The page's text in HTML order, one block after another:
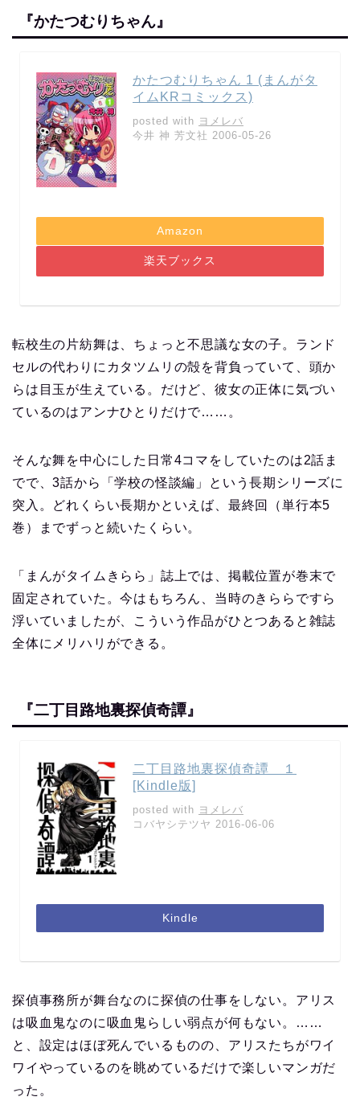
『かたつむりちゃん』
かたつむりちゃん 1 (まんがタ
イムKRコミックス)
posted with ヨメレバ
今井 神 芳文社 2006-05-26
Amazon
楽天ブックス
転校生の片紡舞は、ちょっと不思議な女の子。ランド
セルの代わりにカタツムリの殻を背負っていて、頭か
らは目玉が生えている。だけど、彼女の正体に気づい
ているのはアンナひとりだけで……。
そんな舞を中心にした日常4コマをしていたのは2話ま
でで、3話から「学校の怪談編」という長期シリーズに
突入。どれくらい長期かといえば、最終回（単行本5
巻）までずっと続いたくらい。
「まんがタイムきらら」誌上では、掲載位置が巻末で
固定されていた。今はもちろん、当時のきららですら
浮いていましたが、こういう作品がひとつあると雑誌
全体にメリハリができる。
『二丁目路地裏探偵奇譚』
二丁目路地裏探偵奇譚 １
[Kindle版]
posted with ヨメレバ
コバヤシテツヤ 2016-06-06
Kindle
探偵事務所が舞台なのに探偵の仕事をしない。アリス
は吸血鬼なのに吸血鬼らしい弱点が何もない。……
と、設定はほぼ死んでいるものの、アリスたちがワイ
ワイやっているのを眺めているだけで楽しいマンガだ
った。